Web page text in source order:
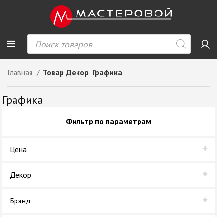
Главная Товар Декор Графика
Графика
Фильтр по параметрам
Цена
Декор
Брэнд